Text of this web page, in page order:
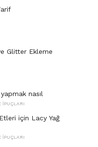
Glitter Ekleme
nasıl
İPUÇLARI
için Lacy Yağ
İPUÇLARI